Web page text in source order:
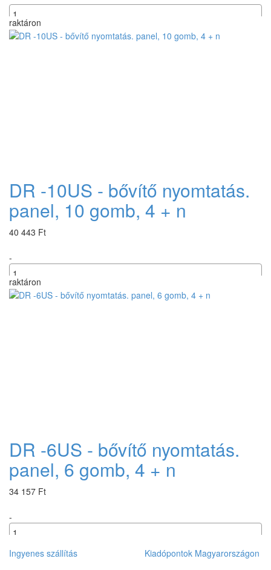
+
raktáron
DR -10US - bővítő nyomtatás.
panel, 10 gomb, 4 + n
40 443 Ft
-
+
raktáron
DR -6US - bővítő nyomtatás.
panel, 6 gomb, 4 + n
34 157 Ft
-
+
Ingyenes szállítás
Kiadópontok Magyarországon